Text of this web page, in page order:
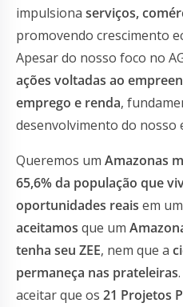
impulsiona serviços,
promovendo crescimento
Apesar do nosso foco no
ações voltadas ao
emprego e renda,
desenvolvimento do nosso
Queremos um Amazonas
65,6% da população que
oportunidades reais em
aceitamos que um
tenha seu ZEE, nem que a
permaneça nas prateleiras
aceitar que os 21 Projetos